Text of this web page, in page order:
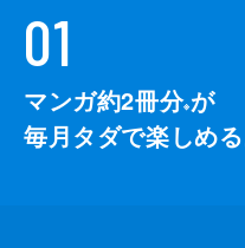
01
マンガ約2冊分※が
毎月タダで楽しめる